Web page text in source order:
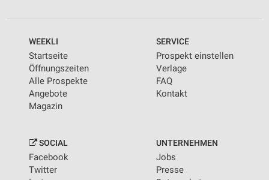
WEEKLI
Startseite
Öffnungszeiten
Alle Prospekte
Angebote
Magazin
SERVICE
Prospekt einstellen
Verlage
FAQ
Kontakt
SOCIAL
Facebook
Twitter
UNTERNEHMEN
Jobs
Presse